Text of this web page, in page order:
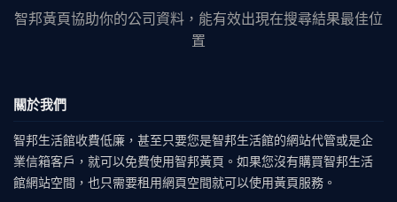
智邦黃頁協助你的公司資料，能有效出現在搜尋結果最佳位
置
關於我們
智邦生活館收費低廉，甚至只要您是智邦生活館的網站代管或是企
業信箱客戶，就可以免費使用智邦黃頁。如果您沒有購買智邦生活
館網站空間，也只需要租用網頁空間就可以使用黃頁服務。